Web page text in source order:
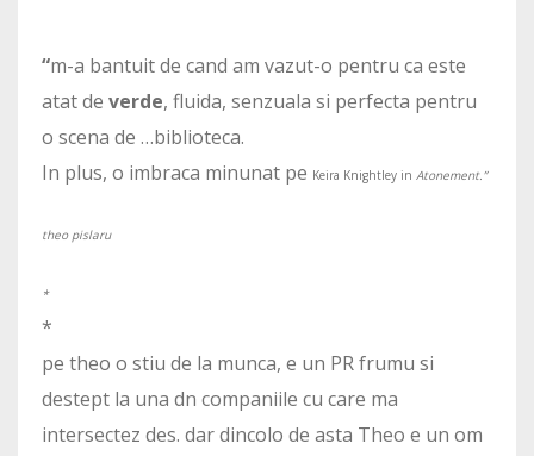
“m-a bantuit de cand am vazut-o pentru ca este
atat de verde, fluida, senzuala si perfecta pentru
o scena de …biblioteca.
In plus, o imbraca minunat pe Keira Knightley in Atonement.”
theo pislaru
*
*
pe theo o stiu de la munca, e un PR frumu si
destept la una dn companiile cu care ma
intersectez des. dar dincolo de asta Theo e un om